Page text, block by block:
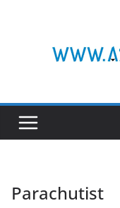
Parachutist